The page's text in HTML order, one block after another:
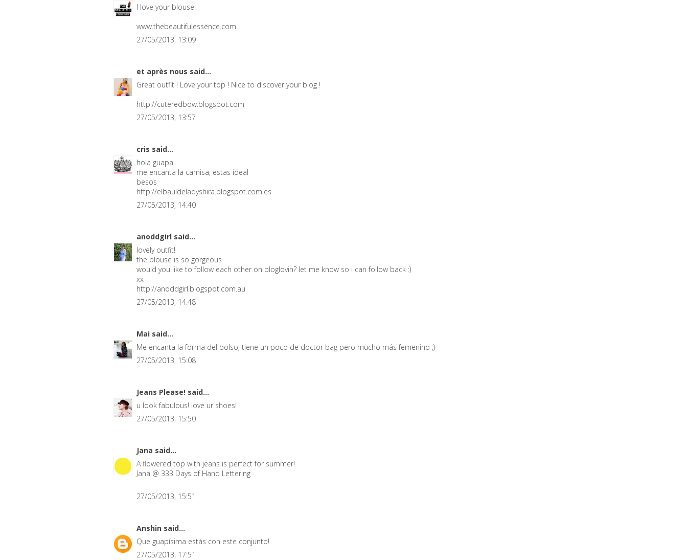
I love your blouse!
www.thebeautifulessence.com
27/05/2013, 13:09
et après nous said...
Great outfit ! Love your top ! Nice to discover your blog !
http://cuteredbow.blogspot.com
27/05/2013, 13:57
cris said...
hola guapa
me encanta la camisa, estas ideal
besos
http://elbauldeladyshira.blogspot.com.es
27/05/2013, 14:40
anoddgirl said...
lovely outfit!
the blouse is so gorgeous
would you like to follow each other on bloglovin? let me know so i can follow back :)
xx
http://anoddgirl.blogspot.com.au
27/05/2013, 14:48
Mai said...
Me encanta la forma del bolso, tiene un poco de doctor bag pero mucho más femenino ;)
27/05/2013, 15:08
Jeans Please! said...
u look fabulous! love ur shoes!
27/05/2013, 15:50
Jana said...
A flowered top with jeans is perfect for summer!
Jana @ 333 Days of Hand Lettering
27/05/2013, 15:51
Anshin said...
Que guapísima estás con este conjunto!
27/05/2013, 17:51